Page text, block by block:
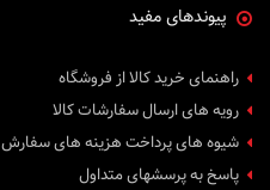
پیوندهای مفید
راهنمای خرید کالا از فروشگاه
رویه های ارسال سفارشات کالا
شیوه های پرداخت هزینه های سفارش
پاسخ به پرسشهای متداول